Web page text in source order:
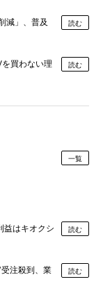
減」、普及
読む
買わない理
読む
一覧
益はキオクシ
読む
注殺到、業
読む